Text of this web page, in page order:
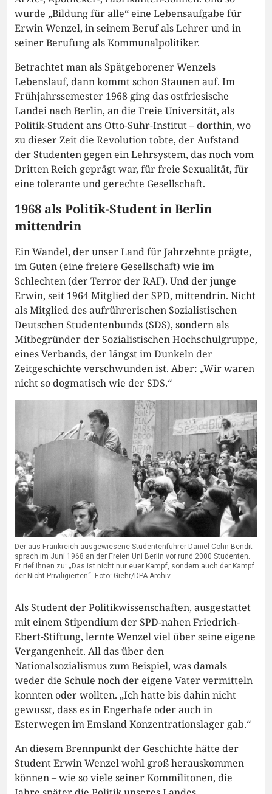
wurde „Bildung für alle“ eine Lebensaufgabe für
Erwin Wenzel, in seinem Beruf als Lehrer und in
seiner Berufung als Kommunalpolitiker.
Betrachtet man als Spätgeborener Wenzels
Lebenslauf, dann kommt schon Staunen auf. Im
Frühjahrssemester 1968 ging das ostfriesische
Landei nach Berlin, an die Freie Universität, als
Politik-Student ans Otto-Suhr-Institut – dorthin, wo
zu dieser Zeit die Revolution tobte, der Aufstand
der Studenten gegen ein Lehrsystem, das noch vom
Dritten Reich geprägt war, für freie Sexualität, für
eine tolerante und gerechte Gesellschaft.
1968 als Politik-Student in Berlin
mittendrin
Ein Wandel, der unser Land für Jahrzehnte prägte,
im Guten (eine freiere Gesellschaft) wie im
Schlechten (der Terror der RAF). Und der junge
Erwin, seit 1964 Mitglied der SPD, mittendrin. Nicht
als Mitglied des aufrührerischen Sozialistischen
Deutschen Studentenbunds (SDS), sondern als
Mitbegründer der Sozialistischen Hochschulgruppe,
eines Verbands, der längst im Dunkeln der
Zeitgeschichte verschwunden ist. Aber: „Wir waren
nicht so dogmatisch wie der SDS.“
Der aus Frankreich ausgewiesene Studentenführer Daniel Cohn-Bendit
sprach im Juni 1968 an der Freien Uni Berlin vor rund 2000 Studenten.
Er rief ihnen zu: „Das ist nicht nur euer Kampf, sondern auch der Kampf
der Nicht-Priviligierten“. Foto: Giehr/DPA-Archiv
Als Student der Politikwissenschaften, ausgestattet
mit einem Stipendium der SPD-nahen Friedrich-
Ebert-Stiftung, lernte Wenzel viel über seine eigene
Vergangenheit. All das über den
Nationalsozialismus zum Beispiel, was damals
weder die Schule noch der eigene Vater vermitteln
konnten oder wollten. „Ich hatte bis dahin nicht
gewusst, dass es in Engerhafe oder auch in
Esterwegen im Emsland Konzentrationslager gab.“
An diesem Brennpunkt der Geschichte hätte der
Student Erwin Wenzel wohl groß herauskommen
können – wie so viele seiner Kommilitonen, die